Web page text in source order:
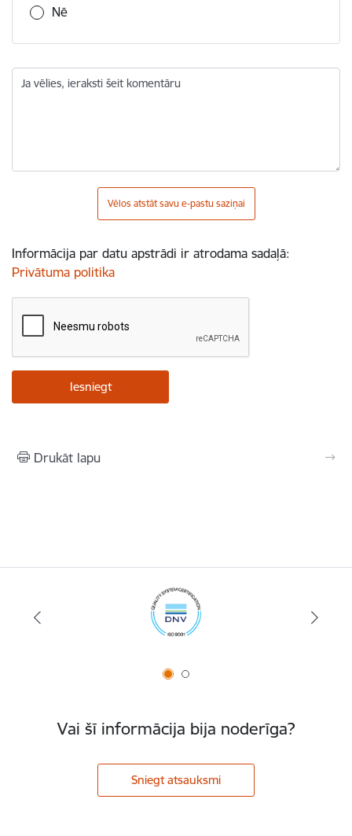
Nē
Ja vēlies, ieraksti šeit komentāru
Vēlos atstāt savu e-pastu saziņai
Informācija par datu apstrādi ir atrodama sadaļā:
Privātuma politika
Drukāt lapu
Vai šī informācija bija noderīga?
Sniegt atsauksmi